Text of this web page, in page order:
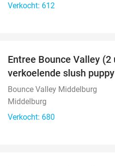
Verkocht: 612
Entree Bounce Valley (2
verkoelende slush puppy
Bounce Valley Middelburg
Middelburg
Verkocht: 680